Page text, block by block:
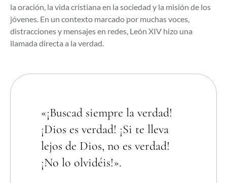
la oración, la vida cristiana en la sociedad y la misión de los
jóvenes. En un contexto marcado por muchas voces,
distracciones y mensajes en redes, León XIV hizo una
llamada directa a la verdad.
«¡Buscad siempre la verdad!
¡Dios es verdad! ¡Si te lleva
lejos de Dios, no es verdad!
¡No lo olvidéis!».